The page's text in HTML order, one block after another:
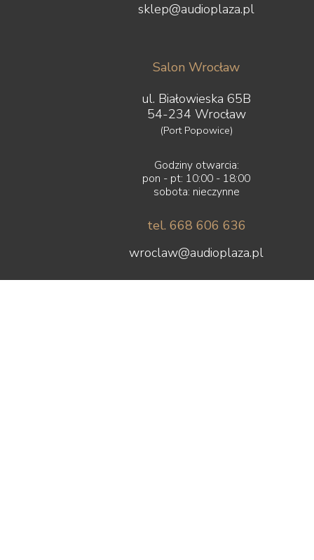
sklep@audioplaza.pl
Salon Wrocław
ul. Białowieska 65B
54-234 Wrocław
(Port Popowice)
Godziny otwarcia:
pon - pt: 10:00 - 18:00
sobota: nieczynne
tel. 668 606 636
wroclaw@audioplaza.pl